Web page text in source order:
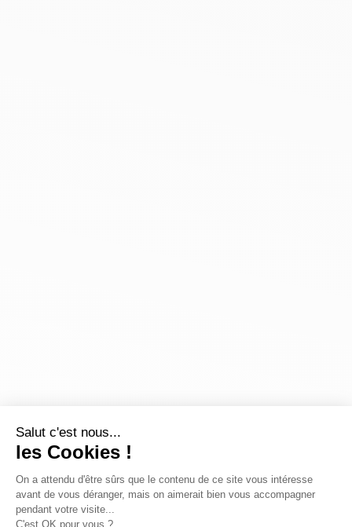
Salut c'est nous...
les Cookies !
On a attendu d'être sûrs que le contenu de ce site vous intéresse
avant de vous déranger, mais on aimerait bien vous accompagner
pendant votre visite...
C'est OK pour vous ?